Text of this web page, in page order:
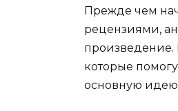
Прежде чем
рецензиями,
произведение.
которые
основную идею